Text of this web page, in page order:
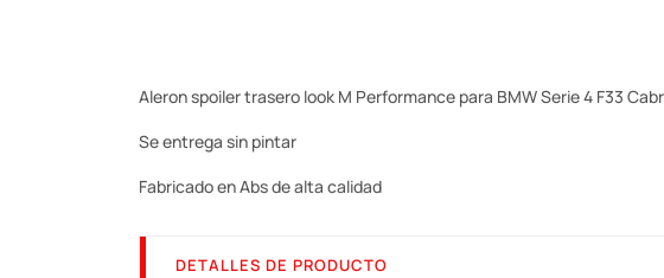
Aleron spoiler trasero look M Performance para BMW Serie 4 F33
Se entrega sin pintar
Fabricado en Abs de alta calidad
DETALLES DE PRODUCTO